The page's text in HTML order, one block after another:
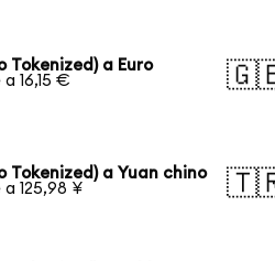
Tokenized) a Euro
16,15 €
Tokenized) a Yuan chino
a 125,98 ¥